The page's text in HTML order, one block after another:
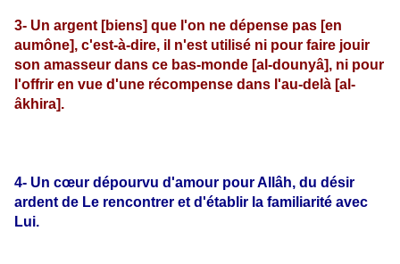
3- Un argent [biens] que l'on ne dépense pas [en
aumône], c'est-à-dire, il n'est utilisé ni pour faire jouir
son amasseur dans ce bas-monde [al-dounyâ], ni pour
l'offrir en vue d'une récompense dans l'au-delà [al-
âkhira].
4- Un cœur dépourvu d'amour pour Allâh, du désir
ardent de Le rencontrer et d'établir la familiarité avec
Lui.